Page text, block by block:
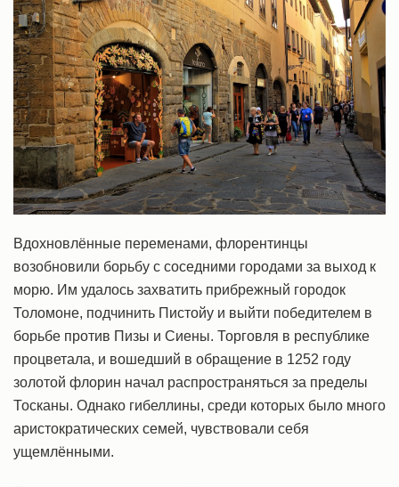
Вдохновлённые переменами, флорентинцы
возобновили борьбу с соседними городами за выход к
морю. Им удалось захватить прибрежный городок
Толомоне, подчинить Пистойу и выйти победителем в
борьбе против Пизы и Сиены. Торговля в республике
процветала, и вошедший в обращение в 1252 году
золотой флорин начал распространяться за пределы
Тосканы. Однако гибеллины, среди которых было много
аристократических семей, чувствовали себя
ущемлёнными.